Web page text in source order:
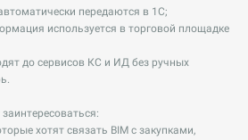
передаются в 1С;
используется в торговой площадке
до сервисов КС и ИД без ручных
хотят связать BIM с закупками,